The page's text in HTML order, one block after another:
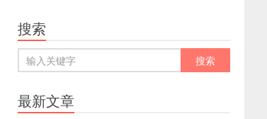
搜索
最新文章